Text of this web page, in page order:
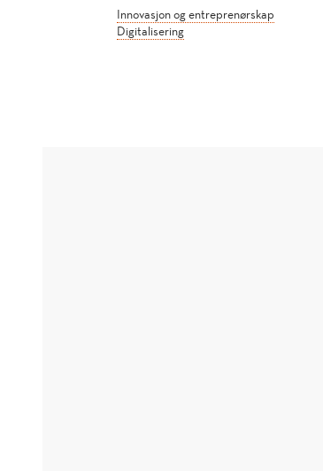
Innovasjon og entreprenørskap
Digitalisering